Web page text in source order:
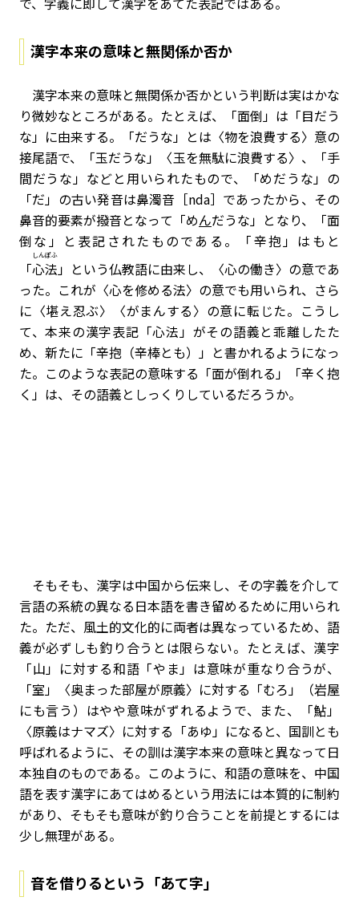
漢字本来の意味と無関係か否か
漢字本来の意味と無関係か否かという判断は実はかな
り微妙なところがある。たとえば、「面倒」は「目だう
な」に由来する。「だうな」とは〈物を浪費する〉意の
接尾語で、「玉だうな」〈玉を無駄に浪費する〉、「手
間だうな」などと用いられたもので、「めだうな」の
「だ」の古い発音は鼻濁音［nda］であったから、その
鼻音的要素が撥音となって「めんだうな」となり、「面
倒な」と表記されたものである。「辛抱」はもと
「心法
しんぽふ
」という仏教語に由来し、〈心の働き〉の意であ
った。これが〈心を修める法〉の意でも用いられ、さら
に〈堪え忍ぶ〉〈がまんする〉の意に転じた。こうし
て、本来の漢字表記「心法」がその語義と乖離したた
め、新たに「辛抱（辛棒とも）」と書かれるようになっ
た。このような表記の意味する「面が倒れる」「辛く抱
く」は、その語義としっくりしているだろうか。
そもそも、漢字は中国から伝来し、その字義を介して
言語の系統の異なる日本語を書き留めるために用いられ
た。ただ、風土的文化的に両者は異なっているため、語
義が必ずしも釣り合うとは限らない。たとえば、漢字
「山」に対する和語「やま」は意味が重なり合うが、
「室」〈奥まった部屋が原義〉に対する「むろ」（岩屋
にも言う）はやや意味がずれるようで、また、「鮎」
〈原義はナマズ〉に対する「あゆ」になると、国訓とも
呼ばれるように、その訓は漢字本来の意味と異なって日
本独自のものである。このように、和語の意味を、中国
語を表す漢字にあてはめるという用法には本質的に制約
があり、そもそも意味が釣り合うことを前提とするには
少し無理がある。
音を借りるという「あて字」